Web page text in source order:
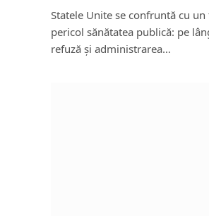
Statele Unite se confruntă cu
pericol sănătatea publică: pe
refuză și administrarea…